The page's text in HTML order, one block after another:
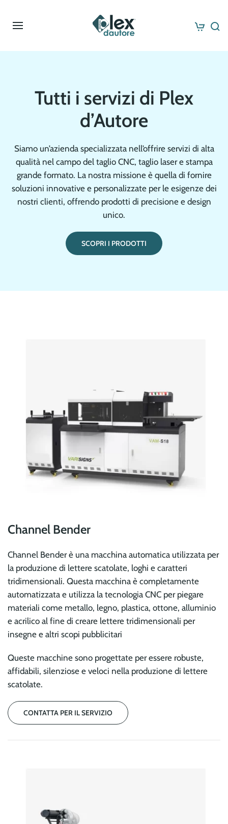
Skip to main content
Tutti i servizi di Plex
d’Autore
Siamo un’azienda specializzata nell’offrire servizi di alta
qualità nel campo del taglio CNC, taglio laser e stampa
grande formato. La nostra missione è quella di fornire
soluzioni innovative e personalizzate per le esigenze dei
nostri clienti, offrendo prodotti di precisione e design
unico.
SCOPRI I PRODOTTI
Channel Bender
Channel Bender è una macchina automatica utilizzata per
la produzione di lettere scatolate, loghi e caratteri
tridimensionali. Questa macchina è completamente
automatizzata e utilizza la tecnologia CNC per piegare
materiali come metallo, legno, plastica, ottone, alluminio
e acrilico al fine di creare lettere tridimensionali per
insegne e altri scopi pubblicitari
Queste macchine sono progettate per essere robuste,
affidabili, silenziose e veloci nella produzione di lettere
scatolate.
CONTATTA PER IL SERVIZIO